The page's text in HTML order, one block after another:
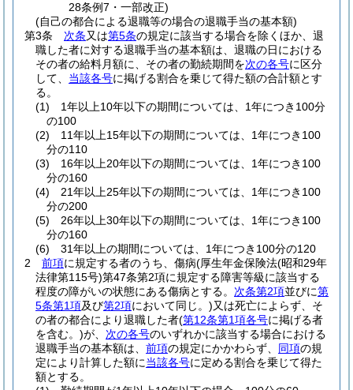
28条例7・一部改正)
(自己の都合による退職等の場合の退職手当の基本額)
第3条
次条又は第5条の規定に該当する場合を除くほか、退
職した者に対する退職手当の基本額は、退職の日における
その者の給料月額に、その者の勤続期間を次の各号に区分
して、 当該各号に掲げる割合を乗じて得た額の合計額とす
る。
(1)
1年以上10年以下の期間については、1年につき100分
の100
(2)
11年以上15年以下の期間については、1年につき100
分の110
(3)
16年以上20年以下の期間については、1年につき100
分の160
(4)
21年以上25年以下の期間については、1年につき100
分の200
(5)
26年以上30年以下の期間については、1年につき100
分の160
(6)
31年以上の期間については、1年につき100分の120
2
前項に規定する者のうち、傷病(厚生年金保険法(昭和29年
法律第115号)第47条第2項に規定する障害等級に該当する
程度の障がいの状態にある傷病とする。 次条第2項並びに第
5条第1項及び第2項において同じ。)又は死亡によらず、そ
の者の都合により退職した者(第12条第1項各号に掲げる者
を含む。)が、 次の各号のいずれかに該当する場合における
退職手当の基本額は、 前項の規定にかかわらず、 同項の規
定により計算した額に当該各号に定める割合を乗じて得た
額とする。